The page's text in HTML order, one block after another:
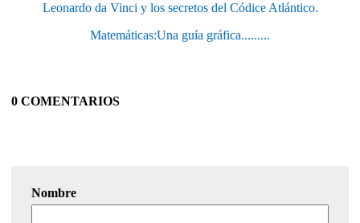
Leonardo da Vinci y los secretos del Códice Atlántico.
Matemáticas:Una guía gráfica.........
0 COMENTARIOS
Nombre